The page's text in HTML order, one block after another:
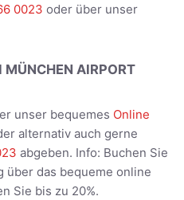
0023 oder über unser
AIRPORT
unser bequemes Online
alternativ auch gerne
abgeben. Info: Buchen Sie
über das bequeme online
Sie bis zu 20%.